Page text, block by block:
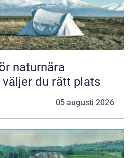
naturnära
du rätt plats
05 augusti 2026